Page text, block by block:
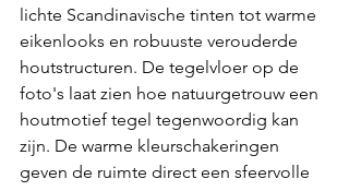
lichte Scandinavische tinten tot warme
eikenlooks en robuuste verouderde
houtstructuren. De tegelvloer op de
foto's laat zien hoe natuurgetrouw een
houtmotief tegel tegenwoordig kan
zijn. De warme kleurschakeringen
geven de ruimte direct een sfeervolle